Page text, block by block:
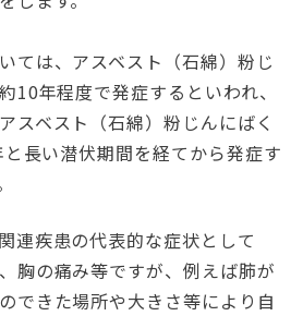
ては、アスベスト（石綿）粉じ
10年程度で発症するといわれ、
スベスト（石綿）粉じんにばく
長い潜伏期間を経てから発症す
連疾患の代表的な症状として
胸の痛み等ですが、例えば肺が
できた場所や大きさ等により自